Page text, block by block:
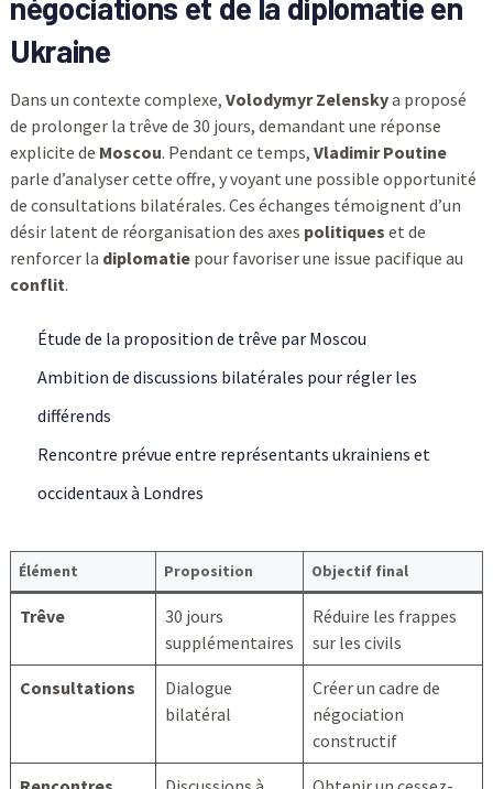
Ukraine
Dans un contexte complexe, Volodymyr Zelenskya proposé
de prolonger la trêve de 30 jours, demandant une réponse
explicite de Moscou. Pendant ce temps, Vladimir Poutine
parle d’analyser cette offre, y voyant une possible opportunité
de consultations bilatérales. Ces échanges témoignent d’un
désir latent de réorganisation des axes politiques et de
renforcer la diplomatiepour favoriser une issue pacifique au
conflit.
Étude de la proposition de trêve par Moscou
Ambition de discussions bilatérales pour régler les
différends
Rencontre prévue entre représentants ukrainiens et
occidentaux à Londres
Élément Proposition Objectif final
Trêve
30 jours
supplémentaires
Réduire les frappes
sur les civils
Consultations
Dialogue
bilatéral
Créer un cadre de
négociation
constructif